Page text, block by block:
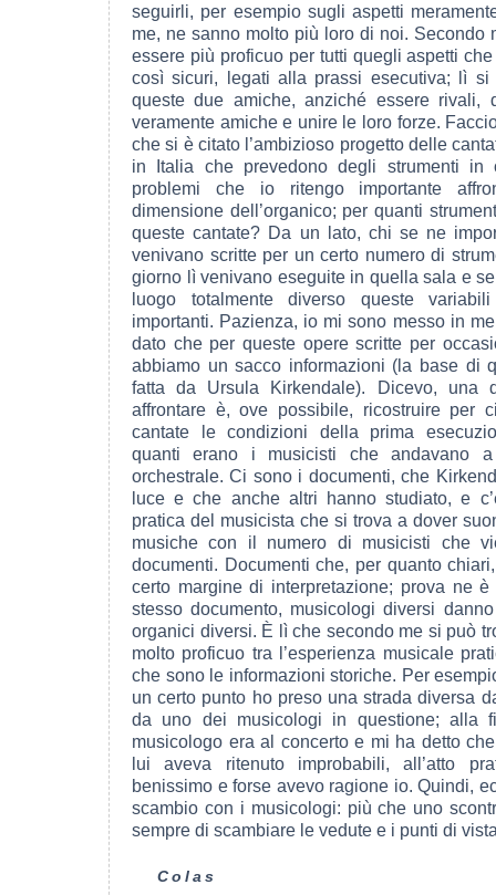
seguirli, per esempio sugli aspetti
me, ne sanno molto più loro di noi. Secondo
essere più proficuo per tutti quegli aspetti
così sicuri, legati alla prassi esecutiva; lì
queste due amiche, anziché essere rivali,
veramente amiche e unire le loro forze.
che si è citato l’ambizioso progetto delle
in Italia che prevedono degli strumenti in
problemi che io ritengo importante
dimensione dell’organico; per quanti
queste cantate? Da un lato, chi se ne
venivano scritte per un certo numero di
giorno lì venivano eseguite in quella sala e
luogo totalmente diverso queste
importanti. Pazienza, io mi sono messo in
dato che per queste opere scritte per
abbiamo un sacco informazioni (la base di
fatta da Ursula Kirkendale). Dicevo, una
affrontare è, ove possibile, ricostruire per
cantate le condizioni della prima
quanti erano i musicisti che andavano
orchestrale. Ci sono i documenti, che
luce e che anche altri hanno studiato, e
pratica del musicista che si trova a dover
musiche con il numero di musicisti che
documenti. Documenti che, per quanto
certo margine di interpretazione; prova ne
stesso documento, musicologi diversi
organici diversi. È lì che secondo me si può
molto proficuo tra l’esperienza musicale
che sono le informazioni storiche. Per
un certo punto ho preso una strada diversa
da uno dei musicologi in questione; alla
musicologo era al concerto e mi ha detto
lui aveva ritenuto improbabili, all’atto
benissimo e forse avevo ragione io. Quindi,
scambio con i musicologi: più che uno
sempre di scambiare le vedute e i punti di
Colas